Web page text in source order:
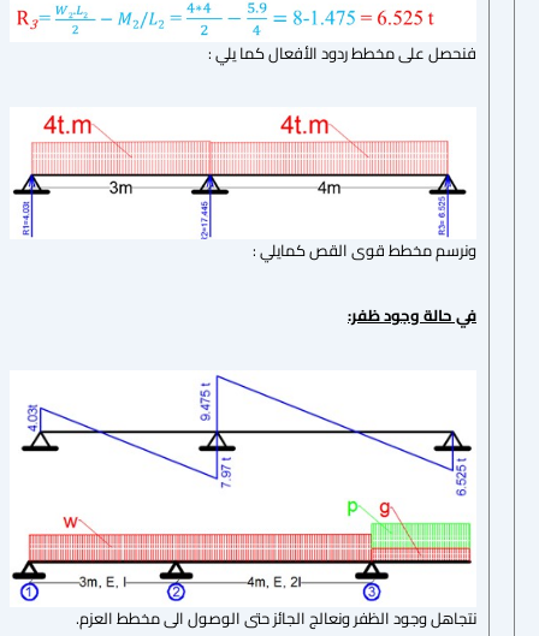
فنحصل على مخطط ردود الأفعال كما يلي :
ونرسم مخطط قوى القص كمايلي :
في حالة وجود ظفر:
نتجاهل وجود الظفر ونعالج الجائز حتى الوصول الى مخطط العزم.